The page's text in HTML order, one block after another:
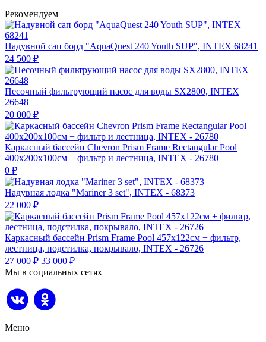
Рекомендуем
Надувной сап борд "AquaQuest 240 Youth SUP", INTEX 68241
24 500 ₽
Песочный фильтрующий насос для воды SX2800, INTEX
26648
20 000 ₽
Каркасный бассейн Chevron Prism Frame Rectangular Pool
400х200х100см + фильтр и лестница, INTEX - 26780
0 ₽
Надувная лодка "Mariner 3 set", INTEX - 68373
22 000 ₽
Каркасный бассейн Prism Frame Pool 457х122см + фильтр,
лестница, подстилка, покрывало, INTEX - 26726
27 000 ₽ 33 000 ₽
Мы в социальных сетях
Меню